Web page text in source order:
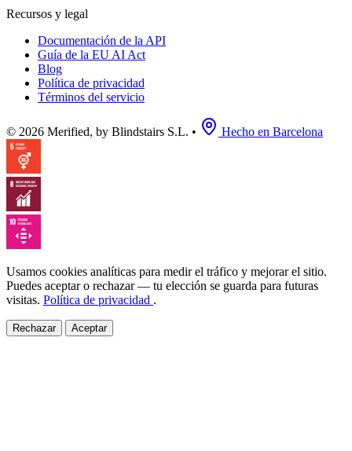
Recursos y legal
Documentación de la API
Guía de la EU AI Act
Blog
Política de privacidad
Términos del servicio
© 2026 Merified, by Blindstairs S.L. • Hecho en Barcelona
Usamos cookies analíticas para medir el tráfico y mejorar el sitio.
Puedes aceptar o rechazar — tu elección se guarda para futuras
visitas. Política de privacidad .
Rechazar Aceptar